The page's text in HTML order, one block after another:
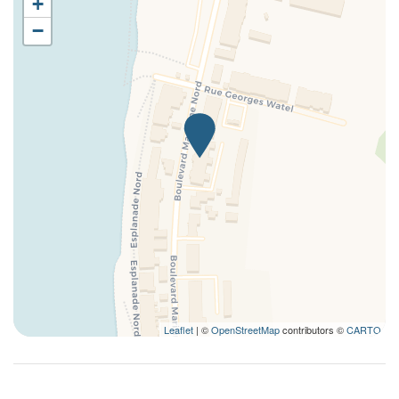
Lave-linge
Observation de la faune sauvage
Observation des oiseaux
Produits vaisselle
Promenades à pied
Repas à charge du client
Sèche-cheveux
Serviettes de toilette
−
Leaflet | ©OpenStreetMapcontributors ©CARTO